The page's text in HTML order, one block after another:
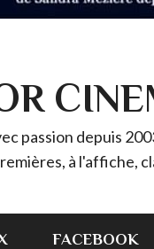
passion depuis
à l'affiche,
FACEBOOK